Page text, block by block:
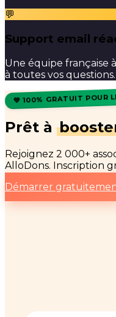
💬
Support email
Une équipe française
à toutes vos questions.
💚 100% GRATUIT POUR
Prêt à
Rejoignez 2 000+
AlloDons. Inscription
Démarrer